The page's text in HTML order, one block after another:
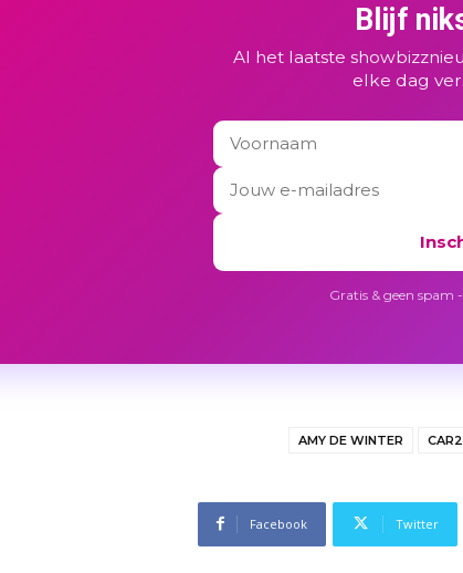
Blijf
Al het laatste
elke dag
Gratis & geen spam
AMY DE WINTER CAR2
Facebook Twitter